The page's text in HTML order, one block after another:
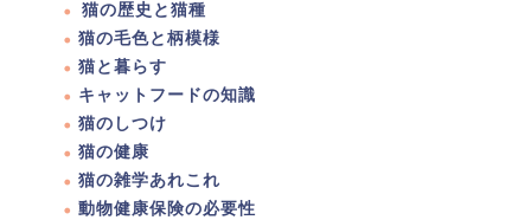
猫の歴史と猫種
猫の毛色と柄模様
猫と暮らす
キャットフードの知識
猫のしつけ
猫の健康
猫の雑学あれこれ
動物健康保険の必要性